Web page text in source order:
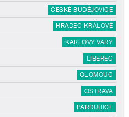
ČESKÉ BUDĚJOVICE
HRADEC KRÁLOVÉ
KARLOVY VARY
LIBEREC
OLOMOUC
OSTRAVA
PARDUBICE